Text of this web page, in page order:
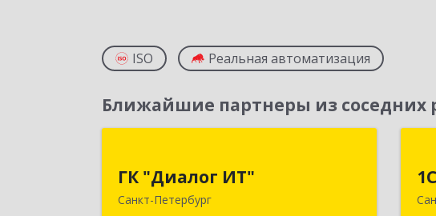
ISO Реальная автоматизация
Ближайшие партнеры из соседних
ГК "Диалог ИТ"
Санкт-Петербург
194100, Санкт-Петербург г, вн.тер.г.